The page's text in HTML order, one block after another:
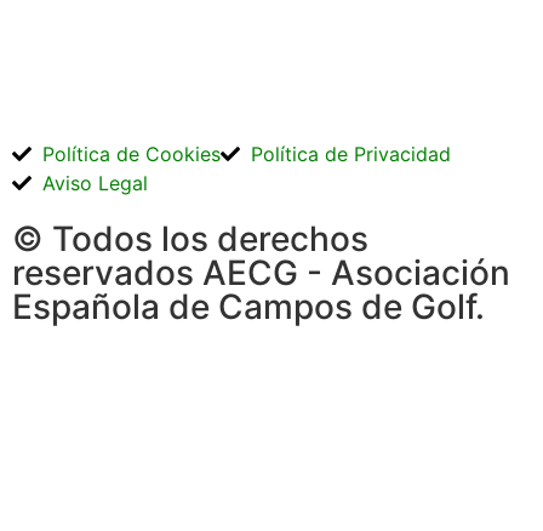
© Todos los derechos
reservados AECG - Asociación
Española de Campos de Golf.
Política de Cookies
Política de Privacidad
Aviso Legal